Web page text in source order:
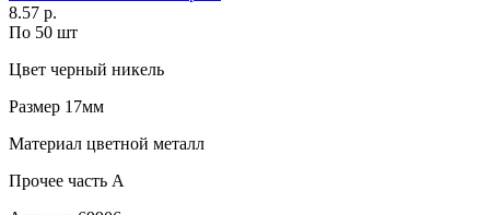
8.57 р.
По 50 шт
Цвет черный никель
Размер 17мм
Материал цветной металл
Прочее часть A